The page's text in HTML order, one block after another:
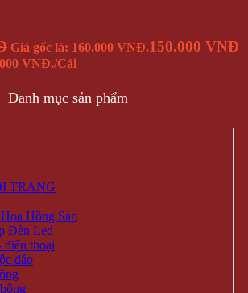
Giá gốc là: 160.000 VNĐ.150.000 VNĐ
VNĐ./Cái
Danh mục sản phẩm
TRANG
Hồng Sáp
Đèn Led
điện thoại
đáo